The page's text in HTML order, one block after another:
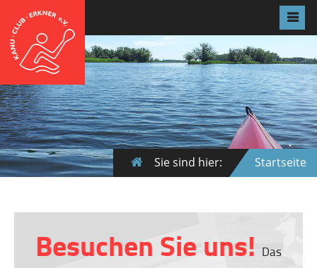
Sie sind hier: Startseite
Besuchen Sie uns! Das